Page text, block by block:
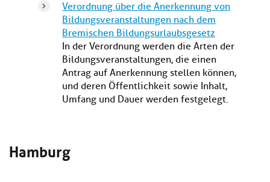
Verordnung über die Anerkennung von
Bildungsveranstaltungen nach dem
Bremischen Bildungsurlaubsgesetz
In der Verordnung werden die Arten der
Bildungsveranstaltungen, die einen
Antrag auf Anerkennung stellen können,
und deren Öffentlichkeit sowie Inhalt,
Umfang und Dauer werden festgelegt.
Hamburg